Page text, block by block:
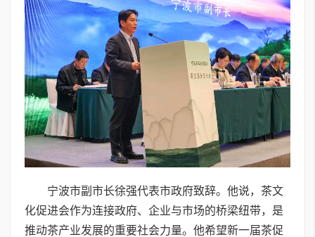
宁波市副市长徐强代表市政府致辞。他说，茶文
化促进会作为连接政府、企业与市场的桥梁纽带，是
推动茶产业发展的重要社会力量。他希望新一届茶促